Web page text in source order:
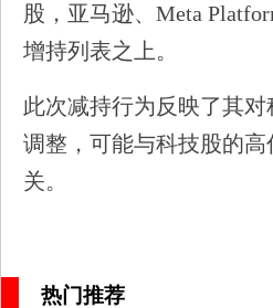
股，亚马逊、Meta
增持列表之上。
此次减持行为反映了其
调整，可能与科技股的
关。
热门推荐